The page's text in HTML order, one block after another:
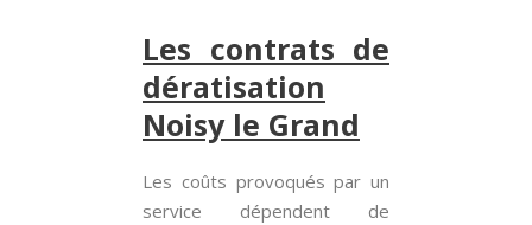
Les contrats de
dératisation
Noisy le Grand
Les coûts provoqués par un
service dépendent de